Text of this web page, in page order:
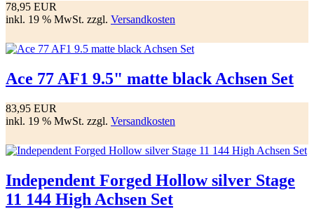
78,95 EUR
inkl. 19 % MwSt. zzgl. Versandkosten
Ace 77 AF1 9.5" matte black Achsen Set
83,95 EUR
inkl. 19 % MwSt. zzgl. Versandkosten
Independent Forged Hollow silver Stage
11 144 High Achsen Set